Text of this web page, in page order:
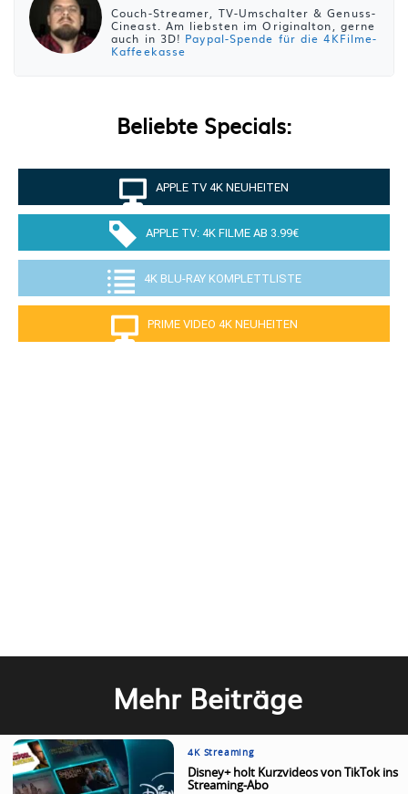
Couch-Streamer, TV-Umschalter & Genuss-
Cineast. Am liebsten im Originalton, gerne
auch in 3D! Paypal-Spende für die 4KFilme-
Kaffeekasse
Beliebte Specials:
APPLE TV 4K NEUHEITEN
APPLE TV: 4K FILME AB 3.99€
4K BLU-RAY KOMPLETTLISTE
PRIME VIDEO 4K NEUHEITEN
Mehr Beiträge
4K Streaming
Disney+ holt Kurzvideos von TikTok ins
Streaming-Abo